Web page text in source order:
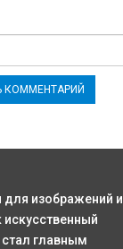
для изображений и
искусственный
стал главным